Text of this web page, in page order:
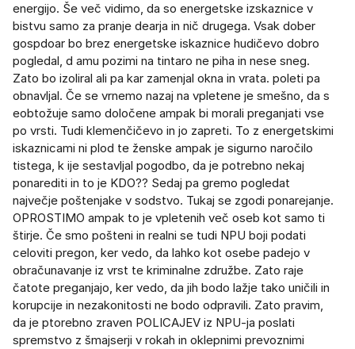
energijo. Še več vidimo, da so energetske izskaznice v
bistvu samo za pranje dearja in nič drugega. Vsak dober
gospdoar bo brez energetske iskaznice hudičevo dobro
pogledal, d amu pozimi na tintaro ne piha in nese sneg.
Zato bo izoliral ali pa kar zamenjal okna in vrata. poleti pa
obnavljal. Če se vrnemo nazaj na vpletene je smešno, da s
eobtožuje samo določene ampak bi morali preganjati vse
po vrsti. Tudi klemenčičevo in jo zapreti. To z energetskimi
iskaznicami ni plod te ženske ampak je sigurno naročilo
tistega, k ije sestavljal pogodbo, da je potrebno nekaj
ponarediti in to je KDO?? Sedaj pa gremo pogledat
največje poštenjake v sodstvo. Tukaj se zgodi ponarejanje.
OPROSTIMO ampak to je vpletenih več oseb kot samo ti
štirje. Če smo pošteni in realni se tudi NPU boji podati
celoviti pregon, ker vedo, da lahko kot osebe padejo v
obračunavanje iz vrst te kriminalne združbe. Zato raje
čatote preganjajo, ker vedo, da jih bodo lažje tako uničili in
korupcije in nezakonitosti ne bodo odpravili. Zato pravim,
da je ptorebno zraven POLICAJEV iz NPU-ja poslati
spremstvo z šmajserji v rokah in oklepnimi prevoznimi